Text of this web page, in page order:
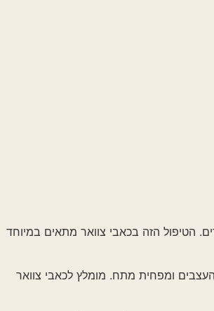
בכאבי צוואר מתאים במיוחד
מתח. מומלץ לכאבי צוואר